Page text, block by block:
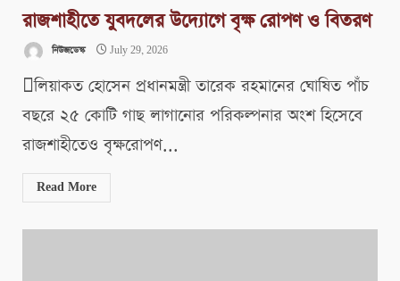
রাজশাহীতে যুবদলের উদ্যোগে বৃক্ষ রোপণ ও বিতরণ
নিউজডেস্ক July 29, 2026
লিয়াকত হোসেন প্রধানমন্ত্রী তারেক রহমানের ঘোষিত পাঁচ
বছরে ২৫ কোটি গাছ লাগানোর পরিকল্পনার অংশ হিসেবে
রাজশাহীতেও বৃক্ষরোপণ...
Read More